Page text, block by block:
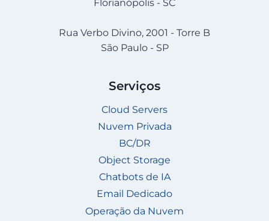
Florianópolis - SC
Rua Verbo Divino, 2001 - Torre B
São Paulo - SP
Serviços
Cloud Servers
Nuvem Privada
BC/DR
Object Storage
Chatbots de IA
Email Dedicado
Operação da Nuvem